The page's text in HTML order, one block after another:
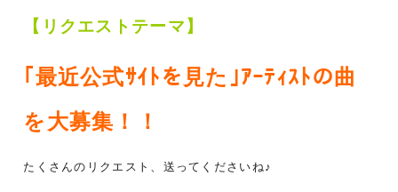
【リクエストテーマ】
｢最近公式ｻｲﾄを見た｣ｱｰﾃｨｽﾄの曲
を大募集！！
たくさんのリクエスト、送ってくださいね♪